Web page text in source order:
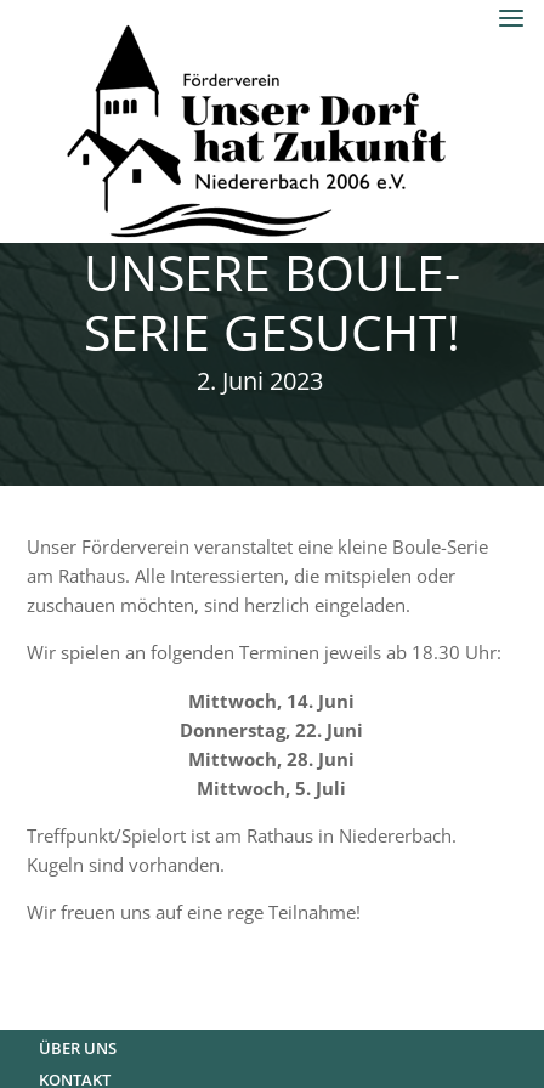
UNSER DORF
HAT ZUKUNFT
NIEDERERBACH
2006 E.V.
MITSPIELER FÜR
UNSERE BOULE-
SERIE GESUCHT!
2. Juni 2023
Unser Förderverein veranstaltet eine kleine Boule-Serie
am Rathaus. Alle Interessierten, die mitspielen oder
zuschauen möchten, sind herzlich eingeladen.
Wir spielen an folgenden Terminen jeweils ab 18.30 Uhr:
Mittwoch, 14. Juni
Donnerstag, 22. Juni
Mittwoch, 28. Juni
Mittwoch, 5. Juli
Treffpunkt/Spielort ist am Rathaus in Niedererbach.
Kugeln sind vorhanden.
Wir freuen uns auf eine rege Teilnahme!
ÜBER UNS
KONTAKT